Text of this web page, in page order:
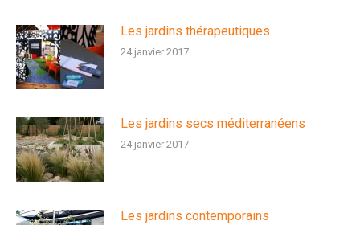
Les jardins thérapeutiques
24 janvier 2017
Les jardins secs méditerranéens
24 janvier 2017
Les jardins contemporains